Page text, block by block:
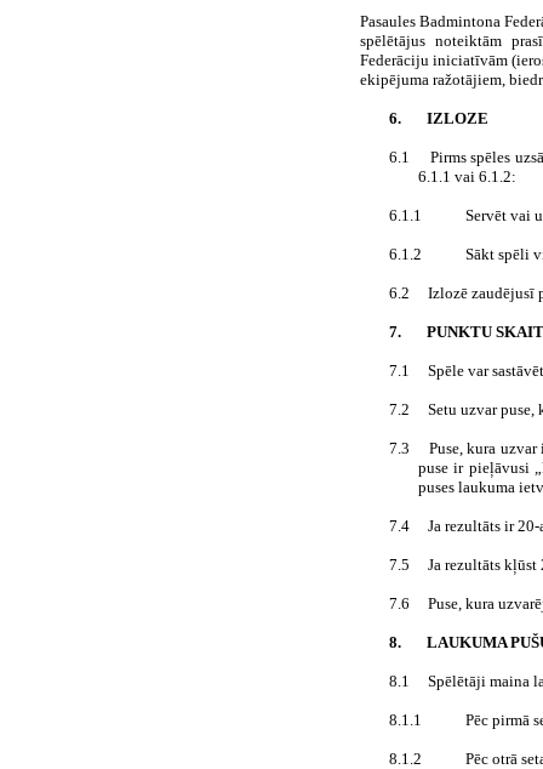
Pasaules Badmintona
spēlētājus noteiktām
Federāciju iniciatīvām
ekipējuma ražotājiem,
6. IZLOZE
6.1
Pirms spēles
6.1.1 vai 6.1.2:
6.1.1 Servēt vai
6.1.2 Sākt spēli
6.2 Izlozē zaudējusī
7. PUNKTU
7.1 Spēle var
7.2 Setu uzvar
7.3
Puse, kura
puse ir pieļāvusi
puses laukuma
7.4 Ja rezultāts ir
7.5 Ja rezultāts kļūst
7.6 Puse, kura
8. LAUKUMA
8.1 Spēlētāji maina
8.1.1 Pēc pirmā
8.1.2 Pēc otrā